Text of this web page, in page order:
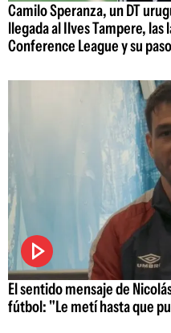
Camilo Speranza, un DT
llegada al Ilves Tampere,
Conference League y su
El sentido mensaje de
fútbol: "Le metí hasta que